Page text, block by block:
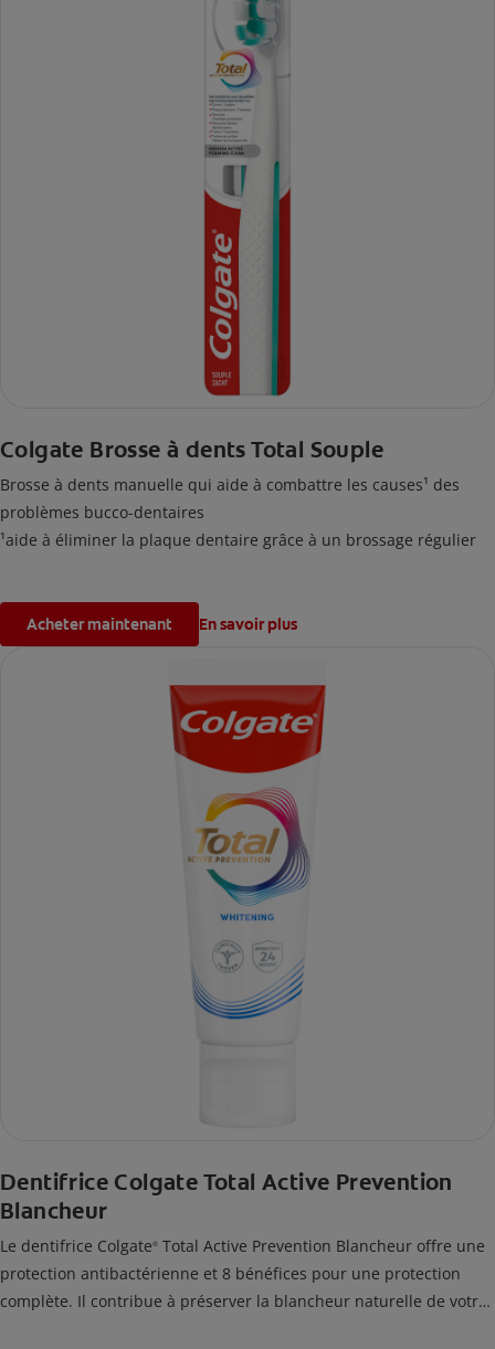
Colgate Brosse à dents Total Souple
Brosse à dents manuelle qui aide à combattre les causes¹ des
problèmes bucco-dentaires
¹aide à éliminer la plaque dentaire grâce à un brossage régulier
Acheter maintenant En savoir plus
Dentifrice Colgate Total Active Prevention
Blancheur
Le dentifrice Colgate® Total Active Prevention Blancheur offre une
protection antibactérienne et 8 bénéfices pour une protection
complète. Il contribue à préserver la blancheur naturelle de votre